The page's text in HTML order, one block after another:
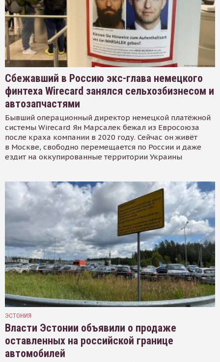
Сбежавший в Россию экс-глава немецкого
финтеха Wirecard занялся сельхозбизнесом и
автозапчастями
Бывший операционный директор немецкой платёжной
системы Wirecard Ян Марсалек бежал из Евросоюза
после краха компании в 2020 году. Сейчас он живёт
в Москве, свободно перемещается по России и даже
ездит на оккупированные территории Украины
ЭСТОНИЯ
Власти Эстонии объявили о продаже
оставленных на российской границе
автомобилей